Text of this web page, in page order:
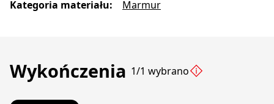
Kategoria materiału: Marmur
Wykończenia 1/1 wybrano